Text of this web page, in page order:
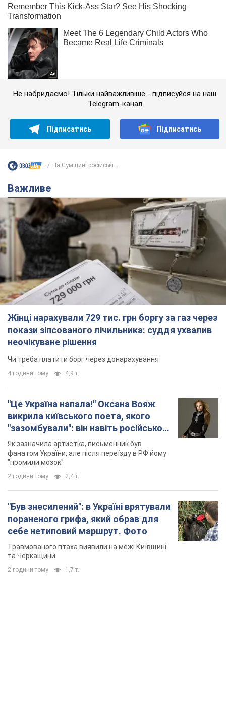
Не набридаємо! Тільки найважливіше - підписуйся на наш
Telegram-канал
Підписатись Підписатись
На Сумщині російські...
Важливе
Жінці нарахували 729 тис. грн боргу за газ через
покази зіпсованого лічильника: суддя ухвалив
неочікуване рішення
Чи треба платити борг через донарахування
4 години тому 4,9 т.
"Це Україна напала!" Оксана Вояж
викрила київського поета, якого
"зазомбували": він навіть російської
не знав, а тепер хоче геноциду
українців
Як зазначила артистка, письменник був
фанатом України, але після переїзду в РФ йому
"промили мозок"
2 години тому 2,4 т.
"Був знесилений": в Україні врятували
пораненого грифа, який обрав для
себе нетиповий маршрут. Фото
Травмованого птаха виявили на межі Київщині
та Черкащини
2 години тому 1,7 т.